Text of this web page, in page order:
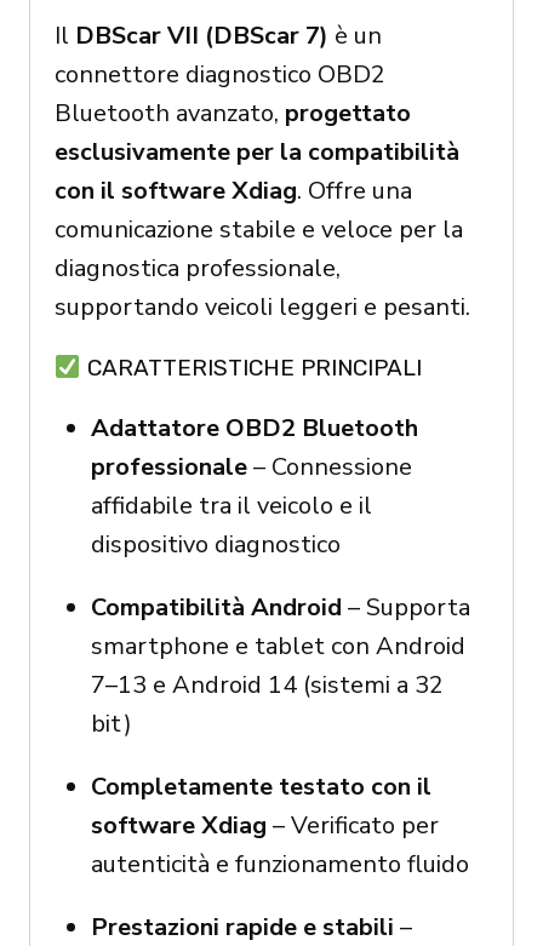
All
Systems
For
X431
quantity
Il DBScar VII (DBScar 7) è un
connettore diagnostico OBD2
Bluetooth avanzato, progettato
esclusivamente per la compatibilità
con il software Xdiag. Offre una
comunicazione stabile e veloce per la
diagnostica professionale,
supportando veicoli leggeri e pesanti.
CARATTERISTICHE PRINCIPALI
Adattatore OBD2 Bluetooth
professionale– Connessione
affidabile tra il veicolo e il
dispositivo diagnostico
Compatibilità Android – Supporta
smartphone e tablet con Android
7–13 e Android 14 (sistemi a 32
bit)
Completamente testato con il
software Xdiag – Verificato per
autenticità e funzionamento fluido
Prestazioni rapide e stabili –